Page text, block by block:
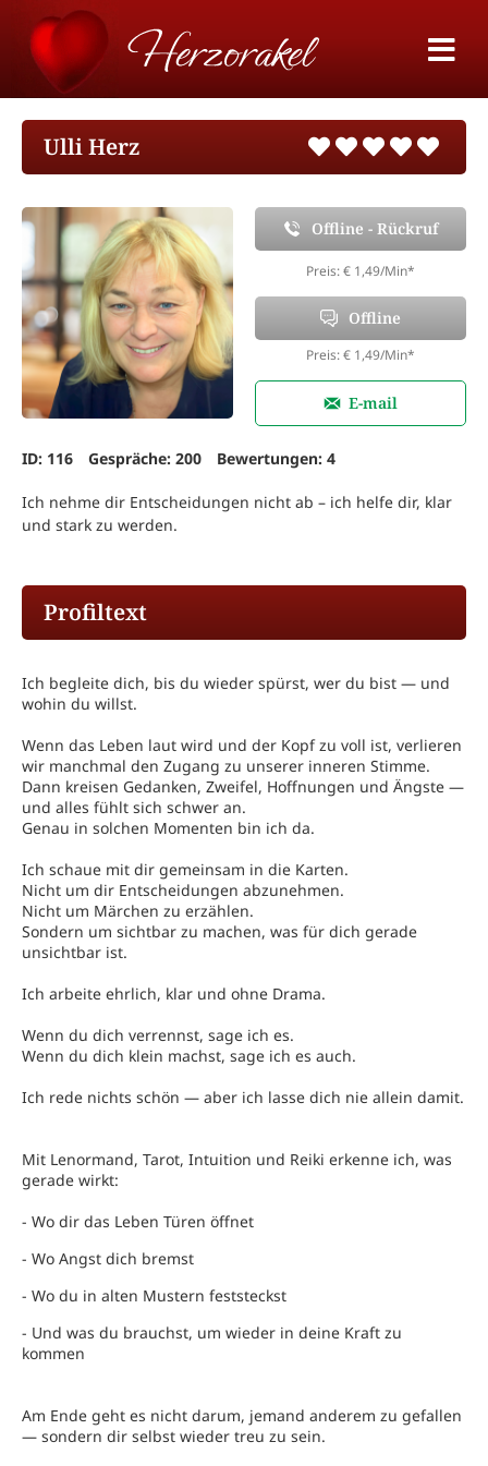
Ulli Herz
Offline - Rückruf
Preis: € 1,49/Min*
Offline
Preis: € 1,49/Min*
E-mail
ID: 116 Gespräche: 200 Bewertungen: 4
Ich nehme dir Entscheidungen nicht ab – ich helfe dir, klar
und stark zu werden.
Profiltext
Ich begleite dich, bis du wieder spürst, wer du bist — und
wohin du willst.
Wenn das Leben laut wird und der Kopf zu voll ist, verlieren
wir manchmal den Zugang zu unserer inneren Stimme.
Dann kreisen Gedanken, Zweifel, Hoffnungen und Ängste —
und alles fühlt sich schwer an.
Genau in solchen Momenten bin ich da.
Ich schaue mit dir gemeinsam in die Karten.
Nicht um dir Entscheidungen abzunehmen.
Nicht um Märchen zu erzählen.
Sondern um sichtbar zu machen, was für dich gerade
unsichtbar ist.
Ich arbeite ehrlich, klar und ohne Drama.
Wenn du dich verrennst, sage ich es.
Wenn du dich klein machst, sage ich es auch.
Ich rede nichts schön — aber ich lasse dich nie allein damit.
Mit Lenormand, Tarot, Intuition und Reiki erkenne ich, was
gerade wirkt:
- Wo dir das Leben Türen öffnet
- Wo Angst dich bremst
- Wo du in alten Mustern feststeckst
- Und was du brauchst, um wieder in deine Kraft zu
kommen
Am Ende geht es nicht darum, jemand anderem zu gefallen
— sondern dir selbst wieder treu zu sein.